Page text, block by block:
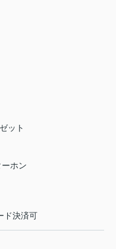
ット
ホン
ド決済可